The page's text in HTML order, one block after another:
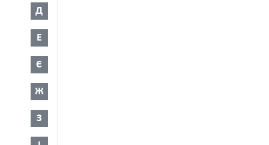
Д
Е
Є
Ж
З